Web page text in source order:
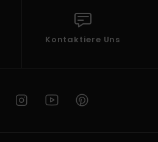
Kontaktiere Uns